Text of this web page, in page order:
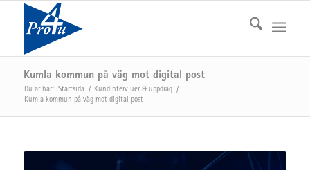
Kumla kommun på väg mot digital post
Du är här: Startsida / Kundintervjuer & uppdrag /
Kumla kommun på väg mot digital post